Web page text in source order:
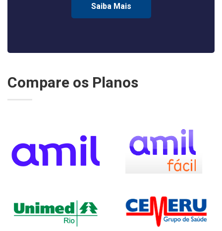
Saiba Mais
Compare os Planos